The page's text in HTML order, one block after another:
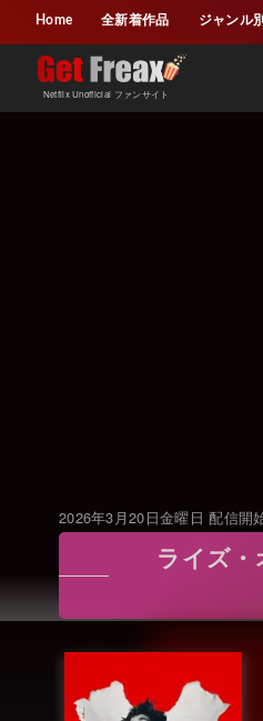
Home 全新着作品 ジャンル
Netflix Unofficial ファンサイト
2026年3月20日金曜日 配信開
ライズ・